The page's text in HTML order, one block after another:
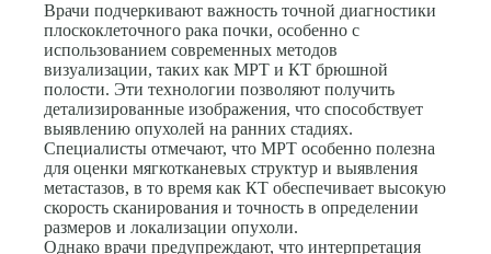
Врачи подчеркивают важность точной диагностики
плоскоклеточного рака почки, особенно с
использованием современных методов
визуализации, таких как МРТ и КТ брюшной
полости. Эти технологии позволяют получить
детализированные изображения, что способствует
выявлению опухолей на ранних стадиях.
Специалисты отмечают, что МРТ особенно полезна
для оценки мягкотканевых структур и выявления
метастазов, в то время как КТ обеспечивает высокую
скорость сканирования и точность в определении
размеров и локализации опухоли.
Однако врачи предупреждают, что интерпретация